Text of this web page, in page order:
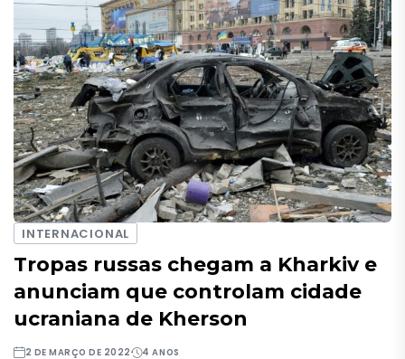
INTERNACIONAL
Tropas russas chegam a Kharkiv e
anunciam que controlam cidade
ucraniana de Kherson
2 DE MARÇO DE 2022 4 ANOS